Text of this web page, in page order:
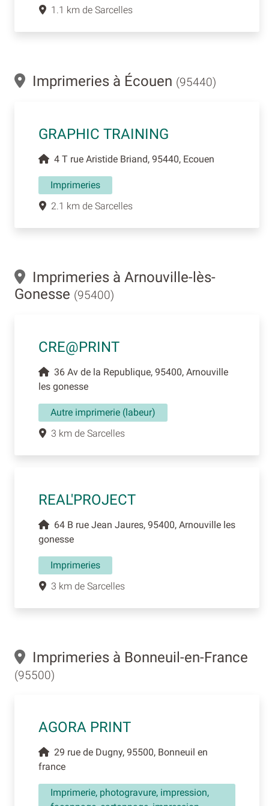
1.1 km de Sarcelles
Imprimeries à Écouen (95440)
GRAPHIC TRAINING
4 T rue Aristide Briand, 95440, Ecouen
Imprimeries
2.1 km de Sarcelles
Imprimeries à Arnouville-lès-
Gonesse (95400)
CRE@PRINT
36 Av de la Republique, 95400, Arnouville
les gonesse
Autre imprimerie (labeur)
3 km de Sarcelles
REAL'PROJECT
64 B rue Jean Jaures, 95400, Arnouville les
gonesse
Imprimeries
3 km de Sarcelles
Imprimeries à Bonneuil-en-France
(95500)
AGORA PRINT
29 rue de Dugny, 95500, Bonneuil en
france
Imprimerie, photogravure, impression,